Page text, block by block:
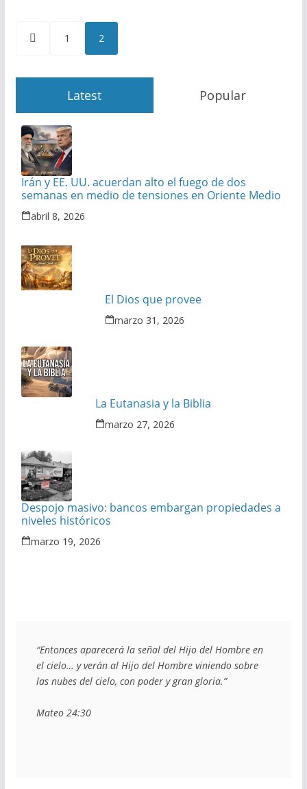
Paginación
entradas
1 2
Latest Popular
Irán y EE. UU. acuerdan alto el fuego de dos
semanas en medio de tensiones en Oriente Medio
abril 8, 2026
El Dios que provee
marzo 31, 2026
La Eutanasia y la Biblia
marzo 27, 2026
Despojo masivo: bancos embargan propiedades a
niveles históricos
marzo 19, 2026
“Entonces aparecerá la señal del Hijo del Hombre en
el cielo… y verán al Hijo del Hombre viniendo sobre
las nubes del cielo, con poder y gran gloria.”
Mateo 24:30